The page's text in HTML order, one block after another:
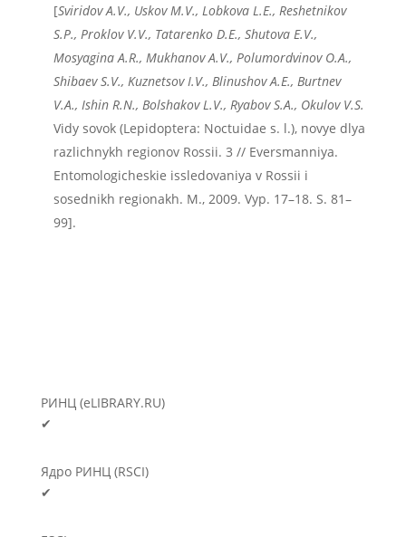
[SviridovA.V., UskovM.V., LobkovaL.E., Reshetnikov
S.P., ProklovV.V., TatarenkoD.E., ShutovaE.V.,
MosyaginaA.R., MukhanovA.V., PolumordvinovO.A.,
ShibaevS.V., KuznetsovI.V., BlinushovA.E., Burtnev
V.A., IshinR.N., BolshakovL.V., RyabovS.A., OkulovV.S.
Vidy sovok (Lepidoptera: Noctuidae s. l.), novye dlya
razlichnykh regionov Rossii. 3 // Eversmanniya.
Entomologicheskie issledovaniya v Rossii i
sosednikh regionakh. М., 2009. Vyp. 17–18. S. 81–
99].
РИНЦ (eLIBRARY.RU)
✔
Ядро РИНЦ (RSCI)
✔